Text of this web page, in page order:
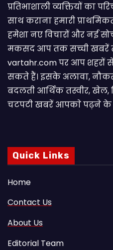
प्रतिभाशाली व्यक्तियों का
साथ कराना हमारी
हमेशा नए विचारों और नई
मकसद आप तक सच्ची खबरें
vartahr.com पर आप शहरों
सकते हैं। इसके अलावा,
बदलती आर्थिक तस्वीर,
चटपटी खबरें आपकाे पढ़ने के
Quick Links
Home
Contact Us
About Us
Editorial Team